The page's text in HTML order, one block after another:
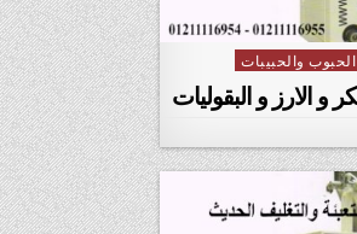
والحبيبات
و الارز و البقوليات